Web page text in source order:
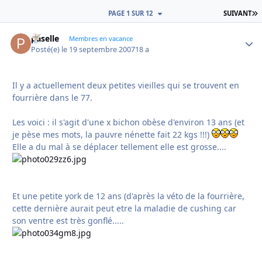
SUIVANT
PAGE 1 SUR 12
paselle Membres en vacance
Posté(e) le 19 septembre 200718 a
Il y a actuellement deux petites vieilles qui se trouvent en
fourrière dans le 77.
Les voici : il s'agit d'une x bichon obèse d'environ 13 ans (et
je pèse mes mots, la pauvre nénette fait 22 kgs !!!)
Elle a du mal à se déplacer tellement elle est grosse....
Et une petite york de 12 ans (d'après la véto de la fourrière,
cette dernière aurait peut etre la maladie de cushing car
son ventre est très gonflé.....